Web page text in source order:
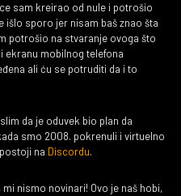
sam kreirao od nule i potrošio
išlo sporo jer nisam baš znao šta
potrošio na stvaranje ovoga što
ekranu mobilnog telefona
ali ću se potruditi da i to
da je oduvek bio plan da
smo 2008. pokrenuli i virtuelno
na Discordu.
nismo novinari! Ovo je naš hobi,